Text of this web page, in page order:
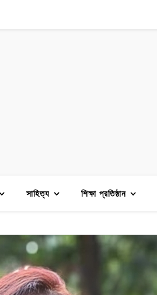
সাহিত্য শিক্ষা প্রতিষ্ঠান